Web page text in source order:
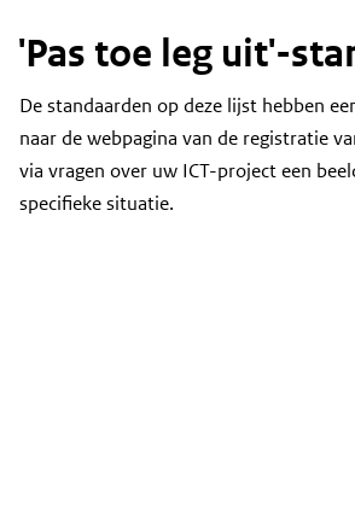
'Pas toe leg uit'-
Content
De standaarden op deze lijst hebben
naar de webpagina van de registratie
via vragen over uw ICT-project een
specifieke situatie.